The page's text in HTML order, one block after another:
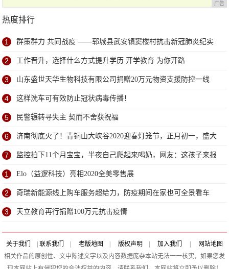
广告
热度排行
1 群策群力 共同战疫 ——郓城县武安镇窦楼村抗击新冠肺炎纪实
2 工作晋升，选择什么方式提升学历 开学教育 为你开路
3 山东盛世天华生物科技有限公司捐赠20万元物资支援防控一线
4 这样洗车可有效防止冠状病毒传播！
5 民警辗转寻失主 契而不舍获祝福
6 济南彻底火了！青铜山大峡谷2020迎春灯笼节，正月初一，盛大
迎客
7 监控拍下11个月宝宝，半夜自己爬起来喝奶，网友：这孩子来报
恩的
1 Elo（益逻科技）亮相2020全美零售展
2 奇瑞新能源线上购车服务超给力，防疫期间在家也可全景看车
3 天立教育再行捐赠100万元抗击疫情
关于我们 联系我们 老版地图 版权声明 加入我们
网站地图
相关作品的原创性、文中陈述文字以及内容数据庞杂本站无法一一核实，如果您发